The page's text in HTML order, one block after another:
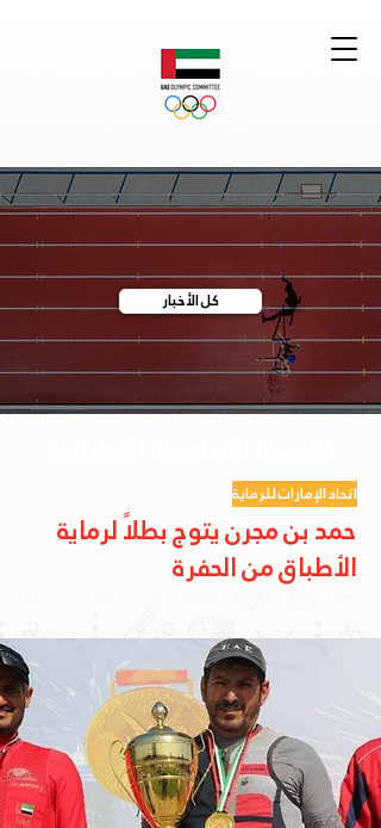
كل الأخبار
اتحاد الإمارات للرماية
حمد بن مجرن يتوج بطلاً لرماية
الأطباق من الحفرة